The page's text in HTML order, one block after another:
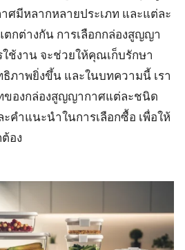
ศมีหลากหลายประเภท และแต่ละ
กต่างกัน การเลือกกล่องสูญญา
ช้งาน จะช่วยให้คุณเก็บรักษา
ภาพยิ่งขึ้น และในบทความนี้ เรา
ของกล่องสูญญากาศแต่ละชนิด
คำแนะนำในการเลือกซื้อ เพื่อให้
อง